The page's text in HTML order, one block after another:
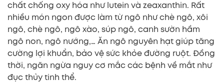
chất chống oxy hóa như lutein và zeaxanthin. Rất
nhiều món ngon được làm từ ngô như chè ngô, xôi
ngô, chè ngô, ngô xào, súp ngô, canh sườn hầm
ngô non, ngô nướng,… Ăn ngô nguyên hạt giúp tăng
cường lợi khuẩn, bảo vệ sức khỏe đường ruột. Đồng
thời, ngăn ngừa nguy cơ mắc các bệnh về mắt như
đục thủy tinh thể.